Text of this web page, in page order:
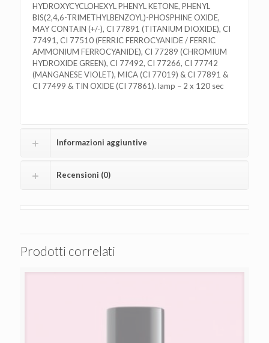
HYDROXYCYCLOHEXYL PHENYL KETONE, PHENYL
BIS(2,4,6-TRIMETHYLBENZOYL)-PHOSPHINE OXIDE,
MAY CONTAIN (+/-), CI 77891 (TITANIUM DIOXIDE), CI
77491, CI 77510 (FERRIC FERROCYANIDE / FERRIC
AMMONIUM FERROCYANIDE), CI 77289 (CHROMIUM
HYDROXIDE GREEN), CI 77492, CI 77266, CI 77742
(MANGANESE VIOLET), MICA (CI 77019) & CI 77891 &
CI 77499 & TIN OXIDE (CI 77861). lamp – 2 x 120 sec
Informazioni aggiuntive
Recensioni (0)
Prodotti correlati